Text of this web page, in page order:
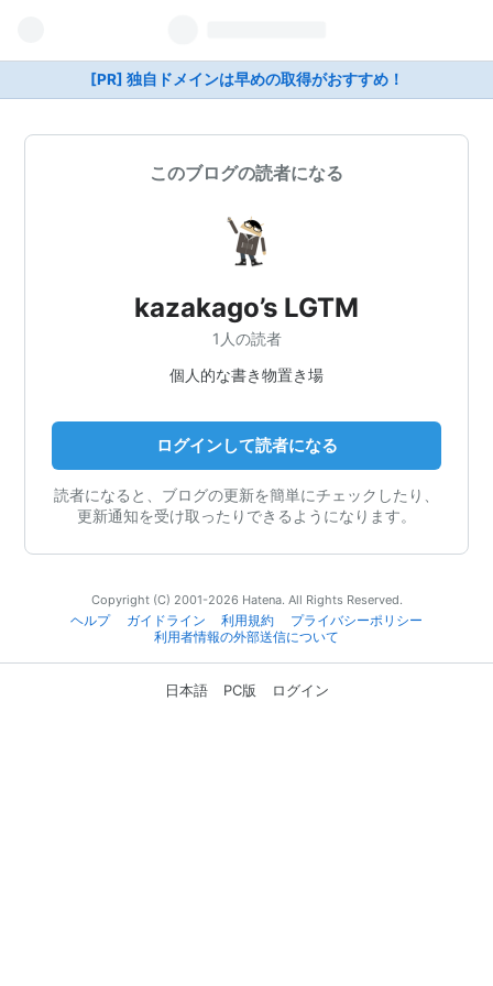
[PR] 独自ドメインは早めの取得がおすすめ！
このブログの読者になる
kazakago’s LGTM
1人の読者
個人的な書き物置き場
ログインして読者になる
読者になると、ブログの更新を簡単にチェックしたり、
更新通知を受け取ったりできるようになります。
Copyright (C) 2001-2026 Hatena. All Rights Reserved.
ヘルプ
ガイドライン 利用規約
プライバシーポリシー
利用者情報の外部送信について
日本語 PC版 ログイン